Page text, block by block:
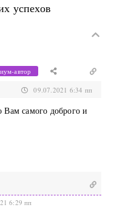
успехов
автор
09.07.2021 6:34 пп
самого доброго и
6:29 пп